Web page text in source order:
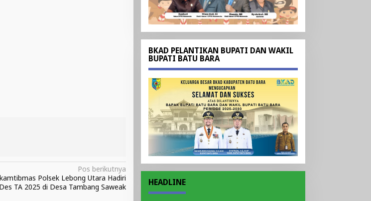
Pos berikutnya
Polsek Lebong Utara Hadiri
TA 2025 di Desa Tambang Saweak
BKAD PELANTIKAN BUPATI DAN WAKIL
BUPATI BATU BARA
HEADLINE